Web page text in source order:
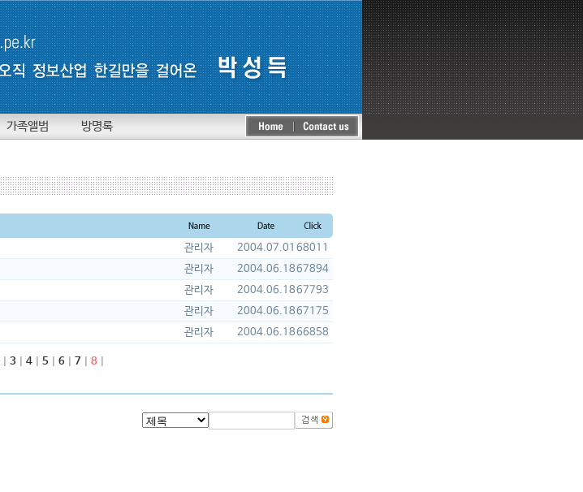
가족앨범 방명록
관리자 2004.07.01 68011
관리자 2004.06.1867894
관리자 2004.06.1867793
관리자 2004.06.1867175
관리자 2004.06.1866858
3 4 5 6 7 8